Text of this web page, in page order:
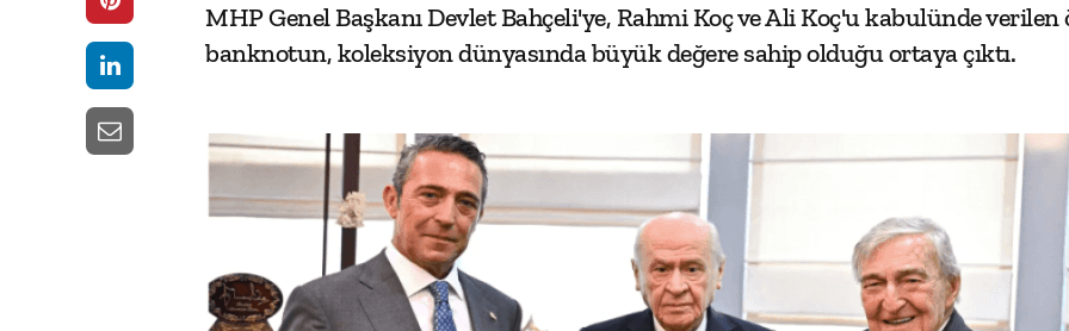
MHP Genel Başkanı Devlet Bahçeli'ye, Rahmi Koç ve Ali Koç'u kabulünde
banknotun, koleksiyon dünyasında büyük değere sahip olduğu ortaya çıktı.